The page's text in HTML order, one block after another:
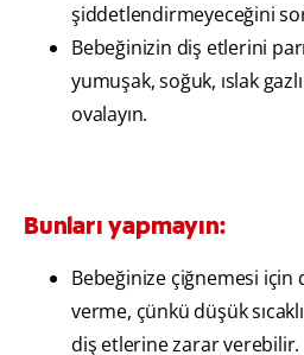
şiddetlendirmeyeceğini
Bebeğinizin diş etlerini
yumuşak, soğuk, ıslak
ovalayın.
Bunları yapmayın:
Bebeğinize çiğnemesi
verme, çünkü düşük
diş etlerine zarar verebilir.